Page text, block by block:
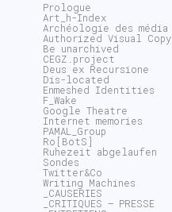
Prologue
Art_h-Index
Archéologie des média
Authorized Visual Copy
Be unarchived
CEGZ.project
Deus ex Recursione
Dis-located
Enmeshed Identities
F_Wake
Google Theatre
Internet memories
PAMAL_Group
Ro[BotS]
Ruhezeit abgelaufen
Sondes
Twitter&Co
Writing Machines
_CAUSERIES
_CRITIQUES – PRESSE